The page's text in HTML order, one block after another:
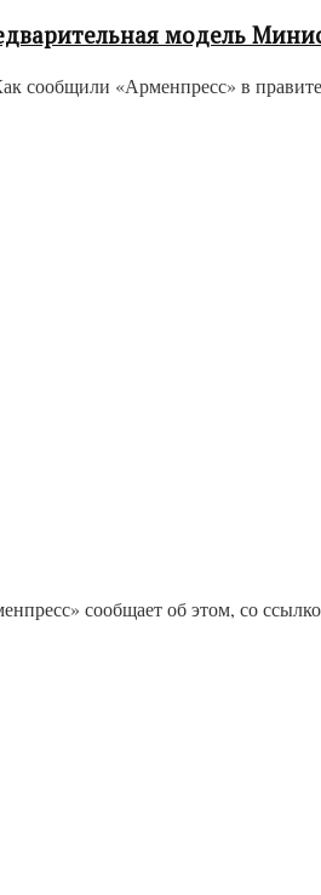
модель
«Арменпресс» в
сообщает об этом, со